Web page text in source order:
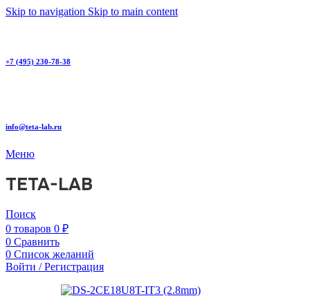
Skip to navigation Skip to main content
+7 (495) 230-78-38
info@teta-lab.ru
Меню
TETA-LAB
Поиск
0 товаров 0 ₽
0 Сравнить
0 Список желаний
Войти / Регистрация